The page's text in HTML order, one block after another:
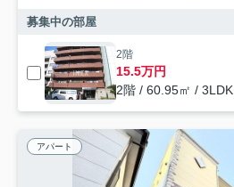
募集中の部屋
2階
15.5万円
2階 / 60.95㎡ / 3LDK
アパート